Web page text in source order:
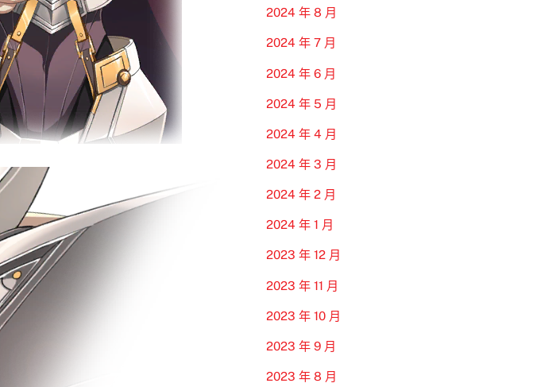
2024 年 8 月
2024 年 7 月
2024 年 6 月
2024 年 5 月
2024 年 4 月
2024 年 3 月
2024 年 2 月
2024 年 1 月
2023 年 12 月
2023 年 11 月
2023 年 10 月
2023 年 9 月
2023 年 8 月